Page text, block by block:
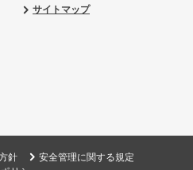
サイトマップ
針
安全管理に関する規定